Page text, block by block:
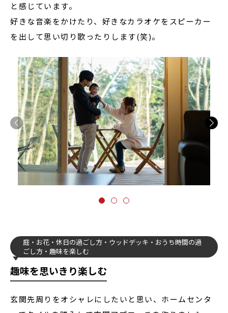
と感じています。
好きな音楽をかけたり、好きなカラオケをスピーカー
を出して思い切り歌ったりします(笑)。
庭 お花 休日の過ごし方 ウッドデッキ
おうち時間の過
ごし方
趣味を楽しむ
趣味を思いきり楽しむ
玄関先周りをオシャレにしたいと思い、ホームセンタ